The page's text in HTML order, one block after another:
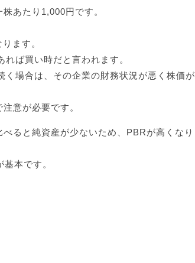
あたり1,000円です。
ます。
ば買い時だと言われます。
場合は、その企業の財務状況が悪く株価が
意が必要です。
ると純資産が少ないため、PBRが高くなり
本です。